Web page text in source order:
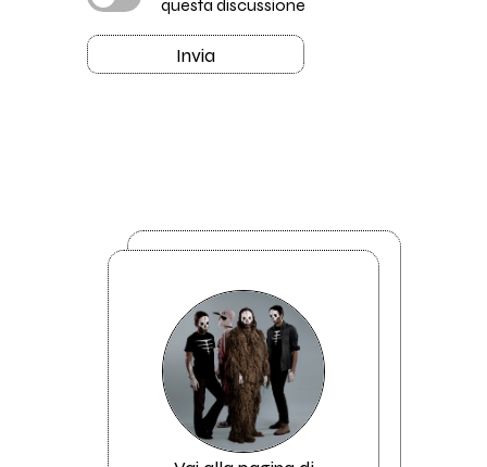
questa discussione
Invia